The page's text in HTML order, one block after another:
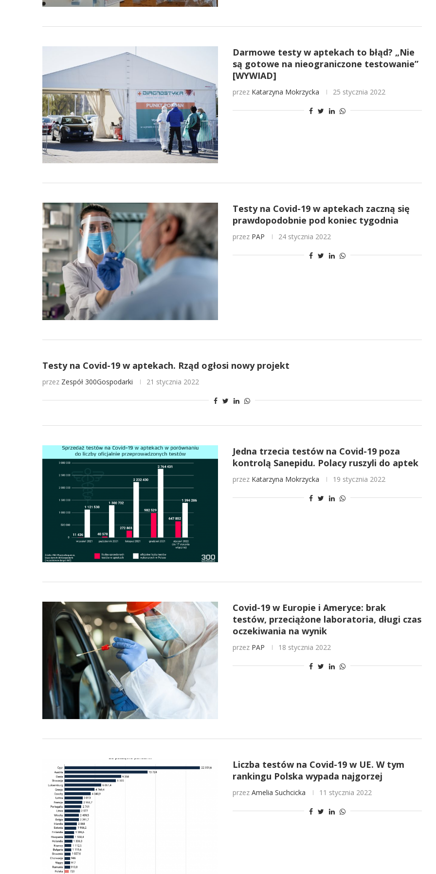
Darmowe testy w aptekach to błąd? „Nie
są gotowe na nieograniczone testowanie”
[WYWIAD]
przez Katarzyna Mokrzycka 25 stycznia 2022
Testy na Covid-19 w aptekach zaczną się
prawdopodobnie pod koniec tygodnia
przez PAP 24 stycznia 2022
Testy na Covid-19 w aptekach. Rząd ogłosi nowy projekt
przez Zespół 300Gospodarki 21 stycznia 2022
Jedna trzecia testów na Covid-19 poza
kontrolą Sanepidu. Polacy ruszyli do aptek
przez Katarzyna Mokrzycka 19 stycznia 2022
Covid-19 w Europie i Ameryce: brak
testów, przeciążone laboratoria, długi czas
oczekiwania na wynik
przez PAP 18 stycznia 2022
Liczba testów na Covid-19 w UE. W tym
rankingu Polska wypada najgorzej
przez Amelia Suchcicka 11 stycznia 2022